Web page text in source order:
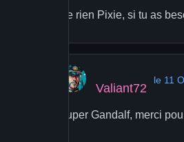
De rien Pixie, si tu as
Valiant72
le 11
Super Gandalf, merci